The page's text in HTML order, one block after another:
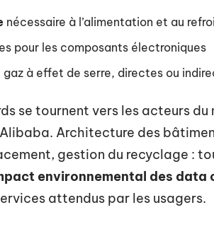
nécessaire à l’alimentation et au
pour les composants électroniques
gaz à effet de serre, directes ou
se tournent vers les acteurs du
Architecture des
gestion du recyclage :
environnemental des data
attendus par les usagers.